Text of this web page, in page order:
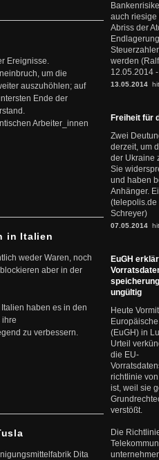
Ereignisse.
um die
auszuhöhlen; auf
Ende der
Arbeiter_innen
in Italien
weder Waren, noch
aber in der
haben es in den
ihre
zu verbessern.
Dita
auch riesige
Abriss der
werden
12.05.2014
13.05.2014
Freiheit für
Zwei
derzeit, um
der Ukraine
Sie
und haben
Anhänger.
(telepolis.de
Schreyer)
07.05.2014
EuGH
ungültig
Heute
(EuGH) in
Urteil
die EU-
richtlinie
ist, weil sie
verstößt.
Die